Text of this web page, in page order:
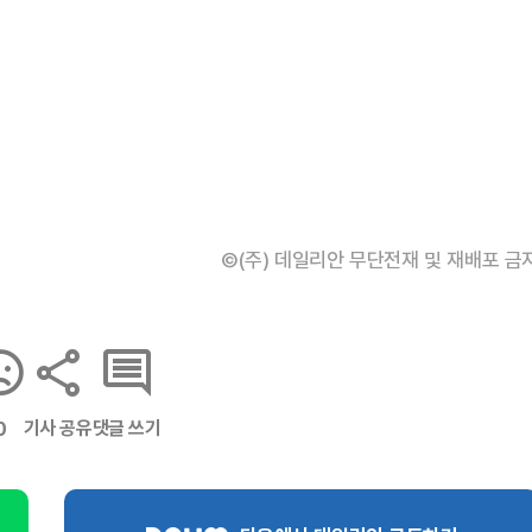
©(주) 데일리안 무단전재 및 재배포 금
기사 공유댓글 쓰기